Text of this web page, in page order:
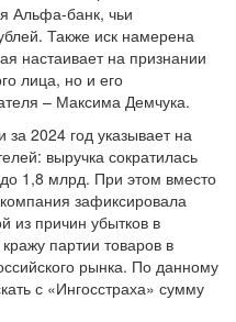
о намерении
Альфа-банк, чьи
Также иск намерена
настаивает на признании
лица, но и его
2024 год указывает на
выручка сократилась
1,8 млрд. При этом вместо
зафиксировала
из причин убытков в
партии товаров в
рынка. По данному
с «Ингосстраха» сумму